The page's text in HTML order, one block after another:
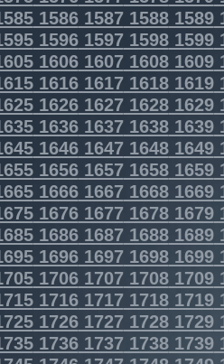
1586158715881589
1596159715981599
1606160716081609
1616161716181619
1626162716281629
1636163716381639
1646164716481649
1656165716581659
1666166716681669
1676167716781679
1686168716881689
16961697 16981699
17061707 17081709
1716171717181719
17261727 17281729
17361737 17381739